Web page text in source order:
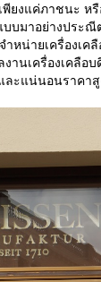
พียงแค่ภาชนะ ห
บบมาอย่างประ
หน่ายเครื่องเค
นเครื่องเคลือบ
ละแน่นอนราคาสู